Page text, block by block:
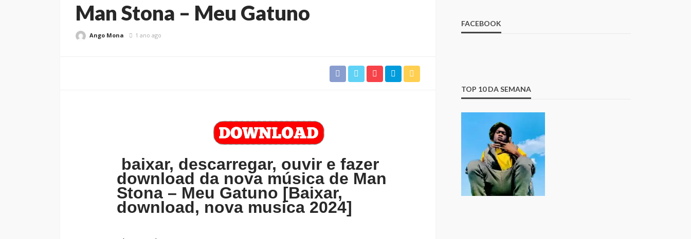
Man Stona – Meu Gatuno
Ango Mona 1 ano ago
baixar, descarregar, ouvir e fazer
download da nova música de Man
Stona – Meu Gatuno [Baixar,
download, nova musica 2024]
FACEBOOK
TOP 10 DA SEMANA